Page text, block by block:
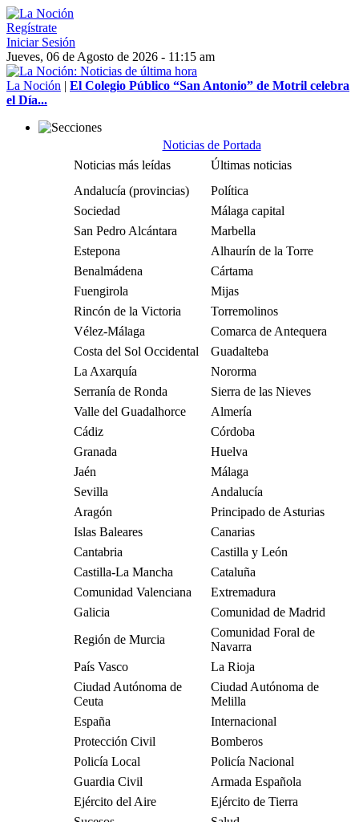
Regístrate
Iniciar Sesión
Jueves, 06 de Agosto de 2026 - 11:15 am
La Noción | El Colegio Público “San Antonio” de Motril celebra
el Día...
Noticias de Portada
Noticias más leídas
Últimas noticias
Andalucía (provincias)
Política
Sociedad
Málaga capital
San Pedro Alcántara
Marbella
Estepona
Alhaurín de la Torre
Benalmádena
Cártama
Fuengirola
Mijas
Rincón de la Victoria
Torremolinos
Vélez-Málaga
Comarca de Antequera
Costa del Sol Occidental
Guadalteba
La Axarquía
Nororma
Serranía de Ronda
Sierra de las Nieves
Valle del Guadalhorce
Almería
Cádiz
Córdoba
Granada
Huelva
Jaén
Málaga
Sevilla
Andalucía
Aragón
Principado de Asturias
Islas Baleares
Canarias
Cantabria
Castilla y León
Castilla-La Mancha
Cataluña
Comunidad Valenciana
Extremadura
Galicia
Comunidad de Madrid
Región de Murcia
Comunidad Foral de
Navarra
País Vasco
La Rioja
Ciudad Autónoma de
Ceuta
Ciudad Autónoma de
Melilla
España
Internacional
Protección Civil
Bomberos
Policía Local
Policía Nacional
Guardia Civil
Armada Española
Ejército del Aire
Ejército de Tierra